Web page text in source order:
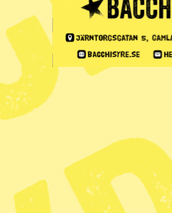
Tipsa redaktionen
redaktionen@tidningensyre.se
Kundservice och support
Vanliga frågor
Nyheter på ditt sätt
Facebook